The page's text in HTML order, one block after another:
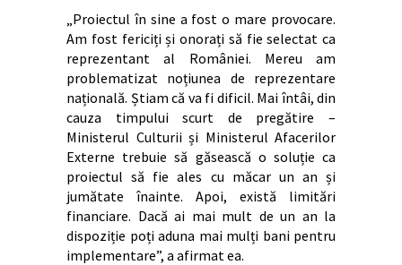
„Proiectul în sine a fost o mare provocare.
Am fost fericiți și onorați să fie selectat ca
reprezentant al României. Mereu am
problematizat noțiunea de reprezentare
națională. Știam că va fi dificil. Mai întâi, din
cauza timpului scurt de pregătire –
Ministerul Culturii și Ministerul Afacerilor
Externe trebuie să găsească o soluție ca
proiectul să fie ales cu măcar un an și
jumătate înainte. Apoi, există limitări
financiare. Dacă ai mai mult de un an la
dispoziție poți aduna mai mulți bani pentru
implementare”, a afirmat ea.